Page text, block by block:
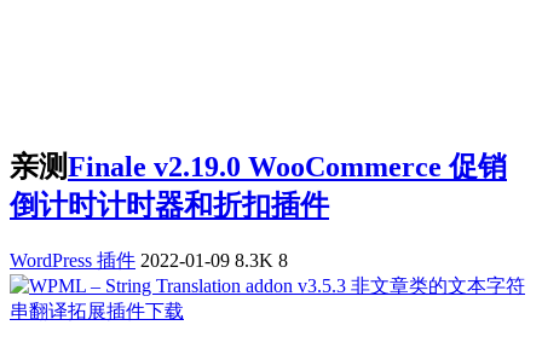
亲测Finale v2.19.0 WooCommerce 促销
倒计时计时器和折扣插件
WordPress 插件 2022-01-09 8.3K 8